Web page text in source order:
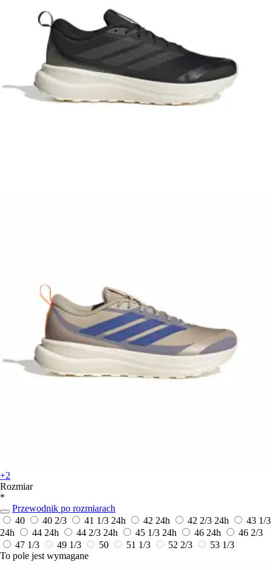
+2
Rozmiar
*
Przewodnik po rozmiarach
40
40 2/3 41 1/3 24h 42 24h 42 2/3 24h
43 1/3
24h
44 24h 44 2/3 24h 45 1/3 24h 46 24h
46 2/3
47 1/3
49 1/3 50 51 1/3 52 2/3
53 1/3
To pole jest wymagane